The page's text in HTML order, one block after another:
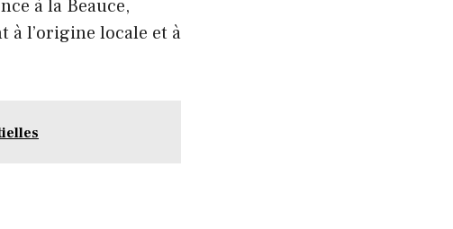
à la Beauce,
à l’origine locale et à